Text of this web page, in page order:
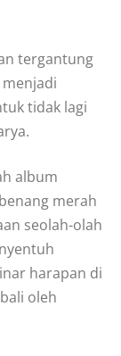
tergantung
tidak lagi
album
merah
seolah-olah
harapan di
oleh